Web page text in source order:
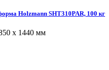
Holzmann SHT310PAR, 100 кг
х 1440 мм